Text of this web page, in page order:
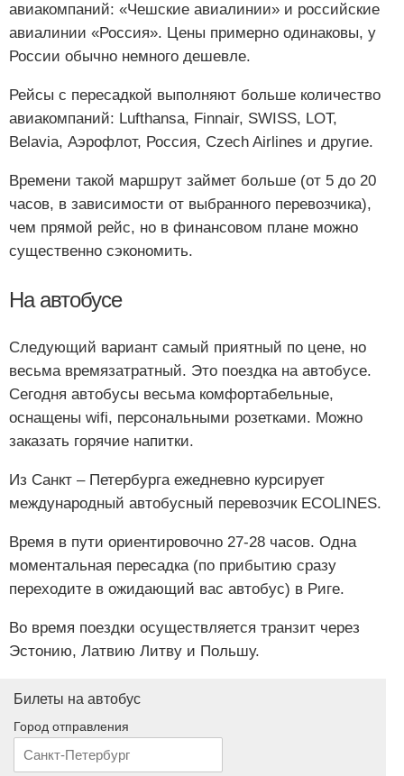
авиакомпаний: «Чешские авиалинии» и российские
авиалинии «Россия». Цены примерно одинаковы, у
России обычно немного дешевле.
Рейсы с пересадкой выполняют больше количество
авиакомпаний: Lufthansa, Finnair, SWISS, LOT,
Belavia, Аэрофлот, Россия, Czech Airlines и другие.
Времени такой маршрут займет больше (от 5 до 20
часов, в зависимости от выбранного перевозчика),
чем прямой рейс, но в финансовом плане можно
существенно сэкономить.
На автобусе
Следующий вариант самый приятный по цене, но
весьма времязатратный. Это поездка на автобусе.
Сегодня автобусы весьма комфортабельные,
оснащены wifi, персональными розетками. Можно
заказать горячие напитки.
Из Санкт – Петербурга ежедневно курсирует
международный автобусный перевозчик ECOLINES.
Время в пути ориентировочно 27-28 часов. Одна
моментальная пересадка (по прибытию сразу
переходите в ожидающий вас автобус) в Риге.
Во время поездки осуществляется транзит через
Эстонию, Латвию Литву и Польшу.
Билеты на автобус
Город отправления